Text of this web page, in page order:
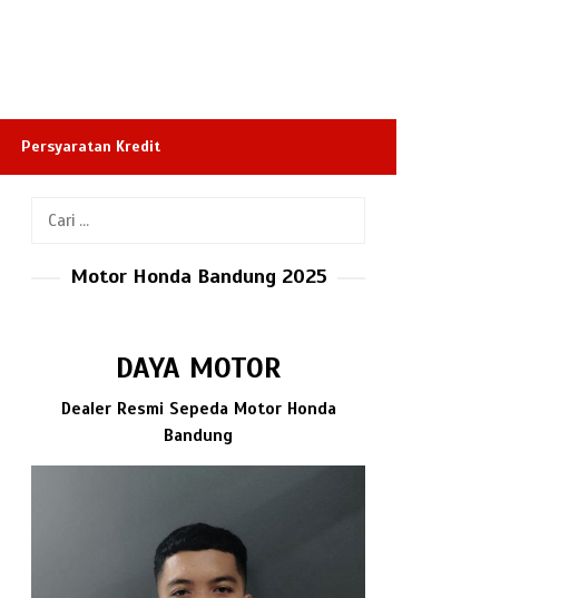
Persyaratan Kredit
Cari
Motor Honda Bandung 2025
DAYA MOTOR
Dealer Resmi Sepeda Motor Honda
Bandung